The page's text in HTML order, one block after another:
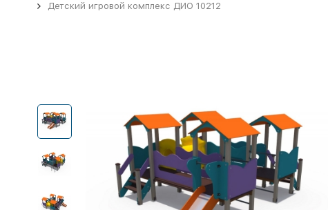
Детский игровой комплекс ДИО 10212